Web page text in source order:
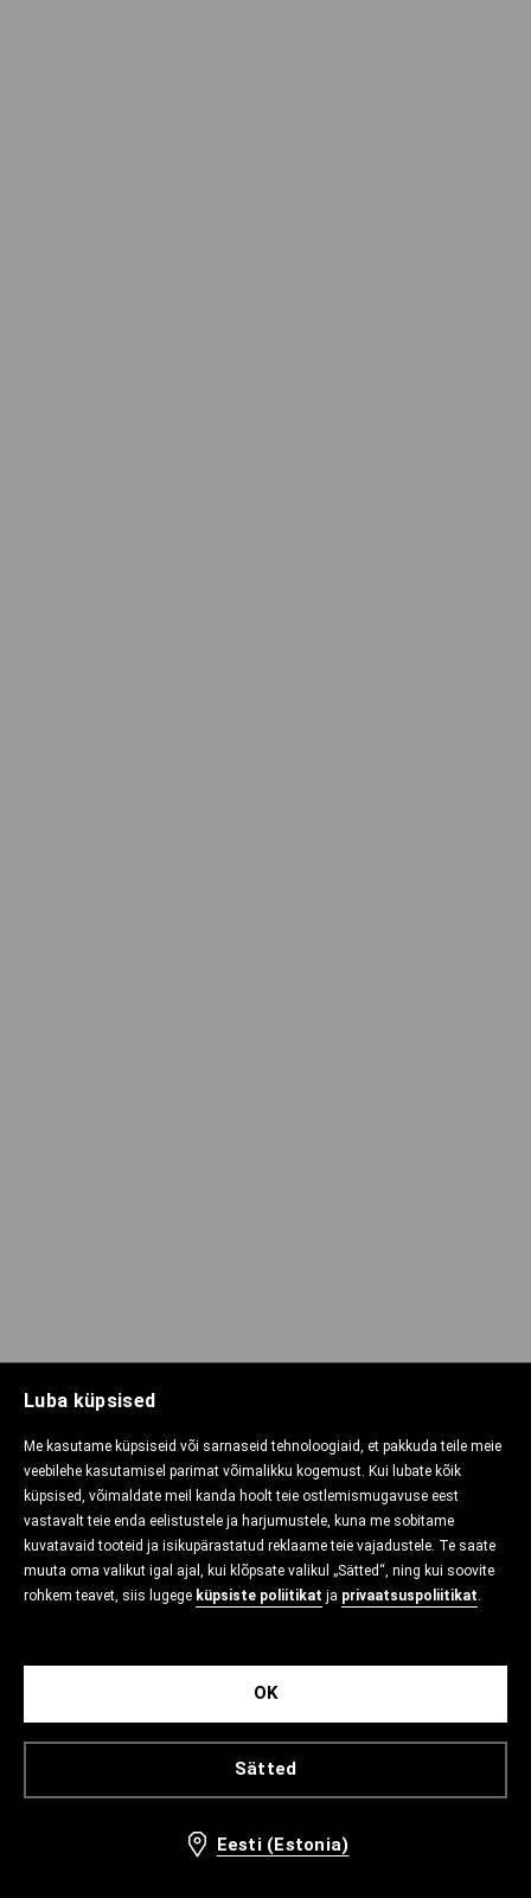
Luba küpsised
Me kasutame küpsiseid või sarnaseid tehnoloogiaid, et pakkuda teile meie
veebilehe kasutamisel parimat võimalikku kogemust. Kui lubate kõik
küpsised, võimaldate meil kanda hoolt teie ostlemismugavuse eest
vastavalt teie enda eelistustele ja harjumustele, kuna me sobitame
kuvatavaid tooteid ja isikupärastatud reklaame teie vajadustele. Te saate
muuta oma valikut igal ajal, kui klõpsate valikul „Sätted“, ning kui soovite
rohkem teavet, siis lugege küpsiste poliitikat ja privaatsuspoliitikat.
Sätted
OK
Eesti (Estonia)